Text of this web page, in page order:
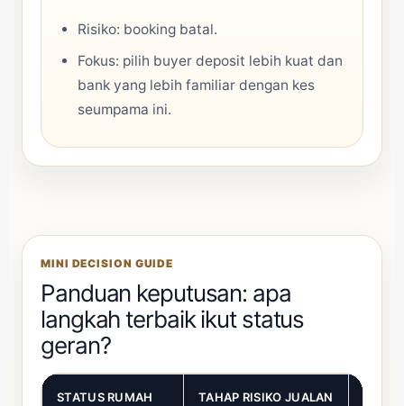
Risiko: booking batal.
Fokus: pilih buyer deposit lebih kuat dan
bank yang lebih familiar dengan kes
seumpama ini.
MINI DECISION GUIDE
Panduan keputusan: apa
langkah terbaik ikut status
geran?
STATUS RUMAH TAHAP RISIKO JUALAN